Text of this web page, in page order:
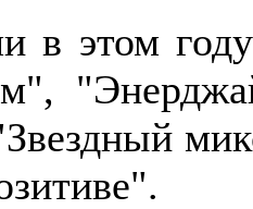
в этом